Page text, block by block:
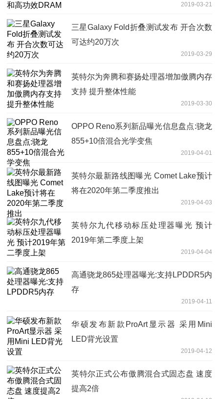
2019-03-21
三星Galaxy Fold折叠测试发布 开合次数
可达约20万次
2019-03-29
英特尔为奔腾和赛扬处理器增加傲腾内存
支持 提升整体性能
2019-03-30
OPPO Reno系列新品曝光信息盘点:骁龙
855+10倍混合光学变焦
2019-04-01
英特尔最新路线图曝光 Comet Lake预计
将在2020年第二季度推出
2019-04-03
英特尔九代移动标压处理器曝光 预计
2019年第二季度上架
2019-04-04
高通骁龙865处理器曝光:支持LPDDR5内
存
2019-04-11
华硕发布新款ProArt显示器 采用Mini
LED背光设置
2019-04-12
英特尔正式公布傲腾混合式固态盘 速度
提高2倍